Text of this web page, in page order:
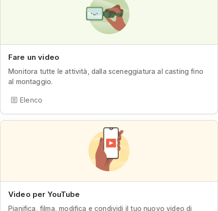
Fare un video
Monitora tutte le attività, dalla sceneggiatura al casting fino
al montaggio.
Elenco
Video per YouTube
Pianifica, filma, modifica e condividi il tuo nuovo video di